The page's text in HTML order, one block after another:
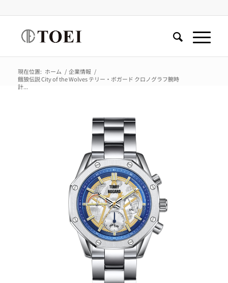
現在位置: ホーム / 企業情報 /
餓狼伝説 City of the Wolves テリー・ボガード クロノグラフ腕時
計...